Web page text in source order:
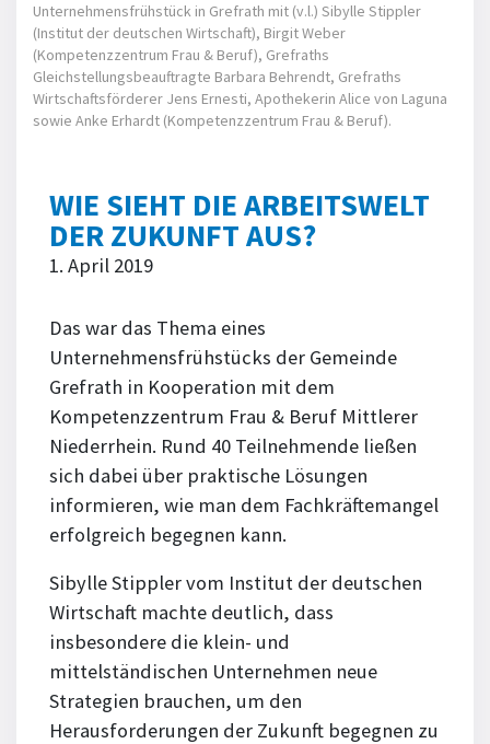
Unternehmensfrühstück in Grefrath mit (v.l.) Sibylle Stippler
(Institut der deutschen Wirtschaft), Birgit Weber
(Kompetenzzentrum Frau & Beruf), Grefraths
Gleichstellungsbeauftragte Barbara Behrendt, Grefraths
Wirtschaftsförderer Jens Ernesti, Apothekerin Alice von Laguna
sowie Anke Erhardt (Kompetenzzentrum Frau & Beruf).
WIE SIEHT DIE ARBEITSWELT
DER ZUKUNFT AUS?
1. April 2019
Das war das Thema eines
Unternehmensfrühstücks der Gemeinde
Grefrath in Kooperation mit dem
Kompetenzzentrum Frau & Beruf Mittlerer
Niederrhein. Rund 40 Teilnehmende ließen
sich dabei über praktische Lösungen
informieren, wie man dem Fachkräftemangel
erfolgreich begegnen kann.
Sibylle Stippler vom Institut der deutschen
Wirtschaft machte deutlich, dass
insbesondere die klein- und
mittelständischen Unternehmen neue
Strategien brauchen, um den
Herausforderungen der Zukunft begegnen zu